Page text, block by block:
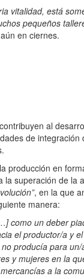
vitalidad, está
pequeños
en ciernes.
al
de
producción en
superación de
, en la que
manera:
como un deber
el productor/a
producía para
y mujeres en la
a la